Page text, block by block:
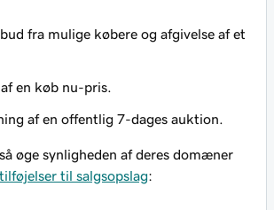
fra mulige købere og afgivelse af et
en køb nu-pris.
af en offentlig 7-dages auktion.
øge synligheden af deres domæner
tilføjelser til salgsopslag: